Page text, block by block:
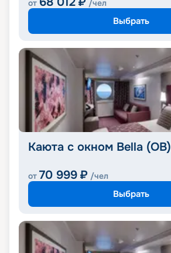
от /чел
Выбрать
Каюта с окном Bella (OB)
от 70 999 ₽ /чел
Выбрать